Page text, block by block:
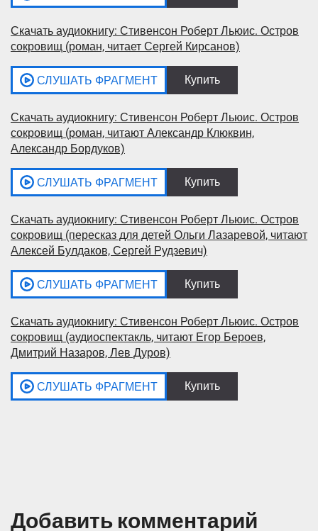
Скачать аудиокнигу: Стивенсон Роберт Льюис. Остров
сокровищ (роман, читает Сергей Кирсанов)
Скачать аудиокнигу: Стивенсон Роберт Льюис. Остров
сокровищ (роман, читают Александр Клюквин,
Александр Бордуков)
Скачать аудиокнигу: Стивенсон Роберт Льюис. Остров
сокровищ (пересказ для детей Ольги Лазаревой, читают
Алексей Булдаков, Сергей Рудзевич)
Скачать аудиокнигу: Стивенсон Роберт Льюис. Остров
сокровищ (аудиоспектакль, читают Егор Бероев,
Дмитрий Назаров, Лев Дуров)
Добавить комментарий